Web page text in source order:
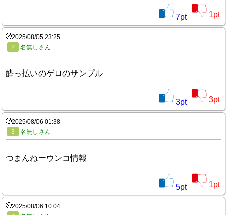
7pt 1pt
2025/08/05 23:25
2
名無しさん
酔っ払いのゲロのサンプル
3pt 3pt
2025/08/06 01:38
3
名無しさん
つまんねーウンコ情報
5pt 1pt
2025/08/06 10:04